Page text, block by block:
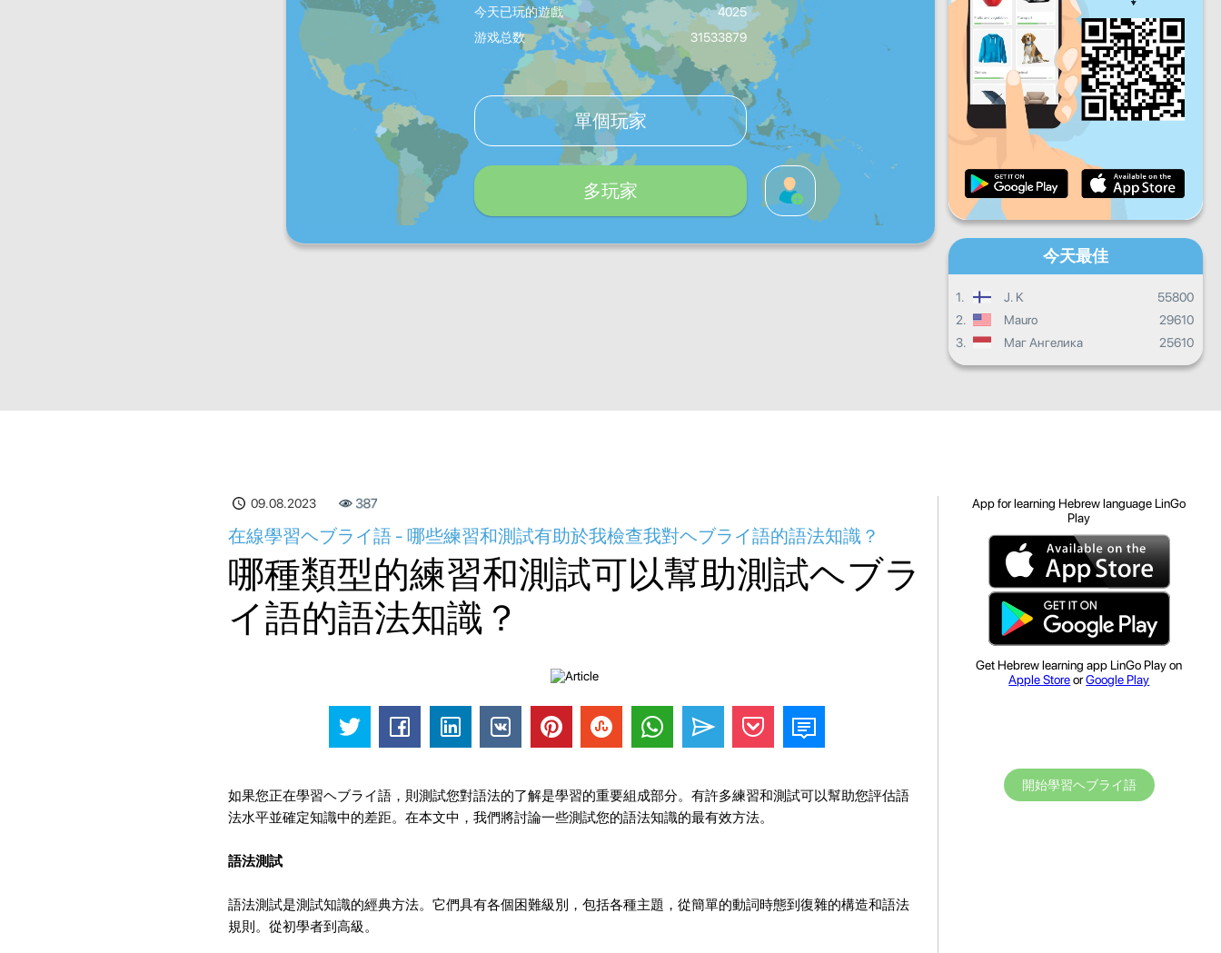
今天已玩的遊戲
4025
游戏总数
31533879
單個玩家
多玩家
星期六 星期天
每日进度
每月进度
總體進度
今天最佳
1. J. K
55800
2.
Mauro
29610
3.
Маг Ангелика 25610
09.08.2023 387
在線學習ヘブライ語 - 哪些練習和測試有助於我檢查我對ヘブライ語的語法知識？
哪種類型的練習和測試可以幫助測試ヘブラ
イ語的語法知識？
如果您正在學習ヘブライ語，則測試您對語法的了解是學習的重要組成部分。有許多練習和測試可以幫助您評估語
法水平並確定知識中的差距。在本文中，我們將討論一些測試您的語法知識的最有效方法。
語法測試
語法測試是測試知識的經典方法。它們具有各個困難級別，包括各種主題，從簡單的動詞時態到復雜的構造和語法
規則。從初學者到高級。
App for learning Hebrew language LinGo
Play
Get Hebrew learning app LinGo Play on
Apple StoreorGoogle Play
開始學習ヘブライ語